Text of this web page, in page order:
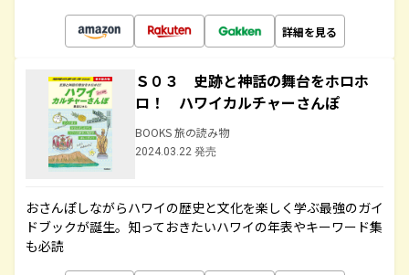
詳細を見る
Ｓ０３ 史跡と神話の舞台をホロホ
ロ！ ハワイカルチャーさんぽ
BOOKS 旅の読み物
2024.03.22 発売
おさんぽしながらハワイの歴史と文化を楽しく学ぶ最強のガイ
ドブックが誕生。知っておきたいハワイの年表やキーワード集
も必読